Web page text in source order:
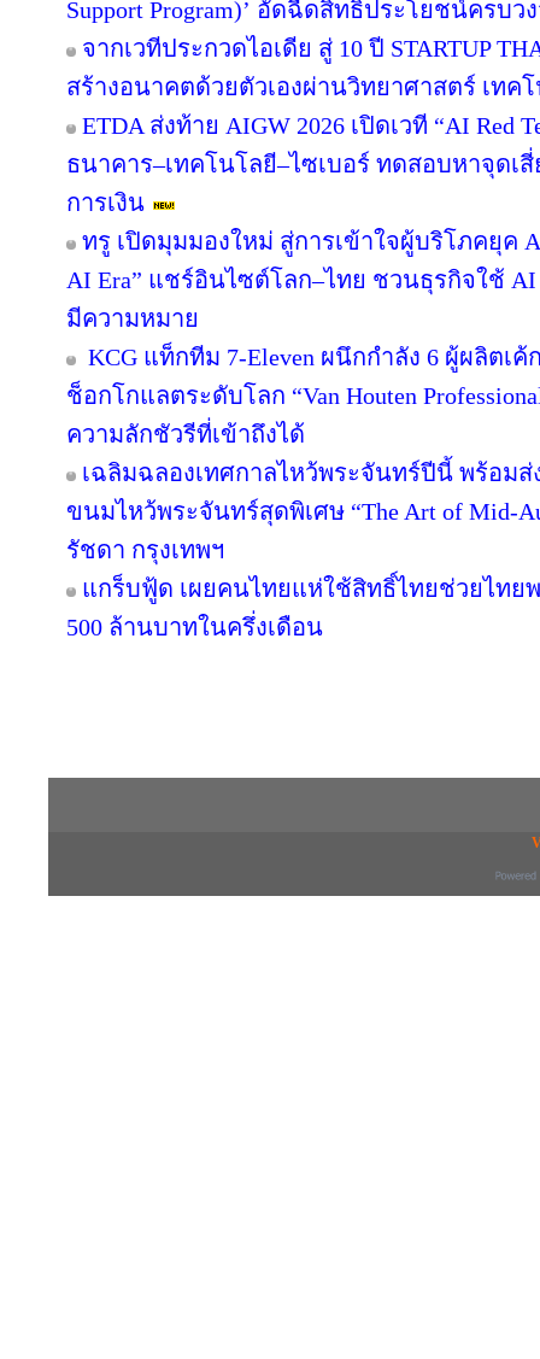
Support Program)’ อัดฉีดสิทธิประโยชน์ครบว
จากเวทีประกวดไอเดีย สู่ 10 ปี STARTUP
สร้างอนาคตด้วยตัวเองผ่านวิทยาศาสตร์ เทค
ETDA ส่งท้าย AIGW 2026 เปิดเวที “AI Red
ธนาคาร–เทคโนโลยี–ไซเบอร์ ทดสอบหาจุดเ
การเงิน
ทรู เปิดมุมมองใหม่ สู่การเข้าใจผู้บริโภคยุค
AI Era” แชร์อินไซต์โลก–ไทย ชวนธุรกิจใช้
มีความหมาย
KCG แท็กทีม 7-Eleven ผนึกกำลัง 6 ผู้ผลิตเ
ช็อกโกแลตระดับโลก “Van Houten
ความลักชัวรีที่เข้าถึงได้
เฉลิมฉลองเทศกาลไหว้พระจันทร์ปีนี้ พร้อม
ขนมไหว้พระจันทร์สุดพิเศษ “The Art of Mid-
รัชดา กรุงเทพฯ
แกร็บฟู้ด เผยคนไทยแห่ใช้สิทธิ์ไทยช่วยไทยพ
500 ล้านบาทในครึ่งเดือน